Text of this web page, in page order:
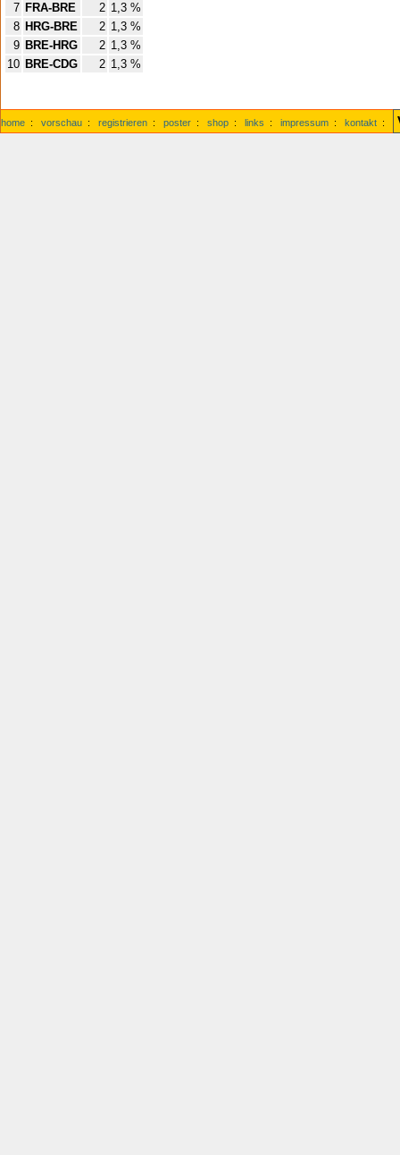
7 FRA-BRE 2 1,3 %
8 HRG-BRE 2 1,3 %
9 BRE-HRG 2 1,3 %
10 BRE-CDG 2 1,3 %
home : vorschau : registrieren : poster : shop : links : impressum : kontakt :